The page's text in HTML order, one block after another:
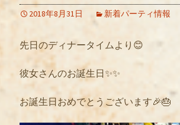
2018年8月31日 新着パーティ情報
先日のディナータイムより😊
彼女さんのお誕生日✨✨
お誕生日おめでとうございます🎉🎂